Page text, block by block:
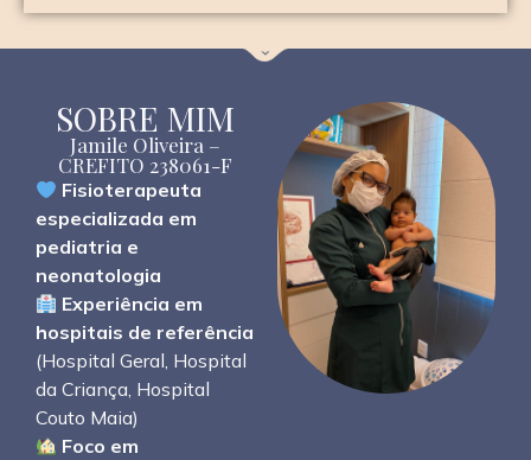
SOBRE MIM
Jamile Oliveira –
CREFITO 238061-F
Fisioterapeuta
especializada em
pediatria e
neonatologia
Experiência em
hospitais de referência
(Hospital Geral, Hospital
da Criança, Hospital
Couto Maia)
Foco em